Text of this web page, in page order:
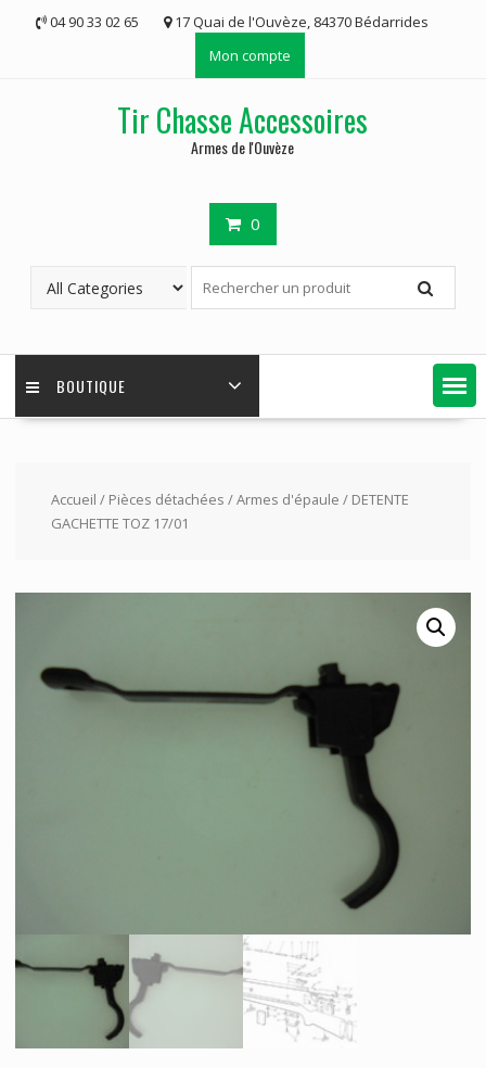
04 90 33 02 65
17 Quai de l'Ouvèze, 84370 Bédarrides
Mon compte
Tir Chasse Accessoires
Armes de l'Ouvèze
0
BOUTIQUE
Accueil / Pièces détachées /Armes d'épaule / DETENTE
GACHETTE TOZ 17/01